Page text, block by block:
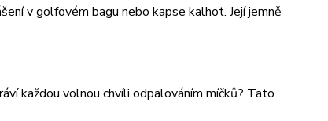
v golfovém bagu nebo kapse kalhot. Její jemně
každou volnou chvíli odpalováním míčků? Tato